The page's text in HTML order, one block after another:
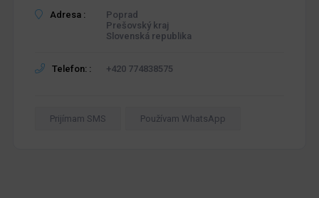
Adresa :
Poprad
Prešovský kraj
Slovenská republika
Telefon: : +420 774838575
Prijímam SMS Používam WhatsApp